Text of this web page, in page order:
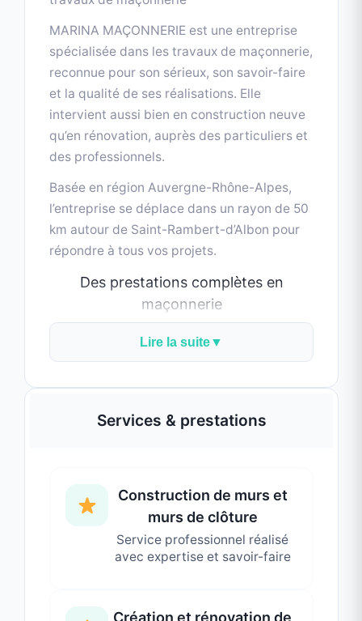
répondre à tous vos projets.
Des prestations complètes en
maçonnerie
MARINA MAÇONNERIE intervient sur un
large éventail de travaux :
construction de murs et murs de clôture
réalisation de terrasses
pose de chapeaux et couvertines sur
clôtures
création d’ouvertures (portes, fenêtres) en
neuf et en rénovation
agrandissement de bâtiments et locaux
béton désactivé pour vos aménagements
extérieurs
Chaque chantier fait l’objet d’une étude
Des réalisations durables et soignées
Grâce à une maîtrise des techniques de
maçonnerie, MARINA MAÇONNERIE assure :
une mise en œuvre rigoureuse
Lire la suite▼
Services & prestations
Construction de murs et
murs de clôture
Service professionnel réalisé
Création et rénovation de
terrasses
Ouverture de murs en
Réalisation de chapes
(liquide et traditionnelle)
Service professionnel réalisé